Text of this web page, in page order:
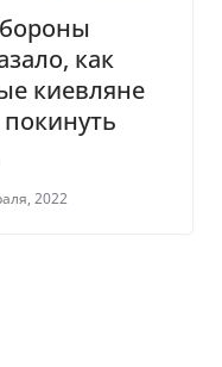
как
киевляне
покинуть
2022